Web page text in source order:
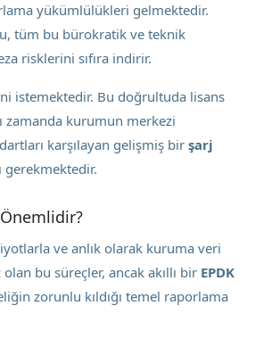
yükümlülükleri gelmektedir.
tüm bu bürokratik ve teknik
risklerini sıfıra indirir.
istemektedir. Bu doğrultuda lisans
zamanda kurumun merkezi
karşılayan gelişmiş bir şarj
gerekmektedir.
ve anlık olarak kuruma veri
bu süreçler, ancak akıllı bir EPDK
zorunlu kıldığı temel raporlama